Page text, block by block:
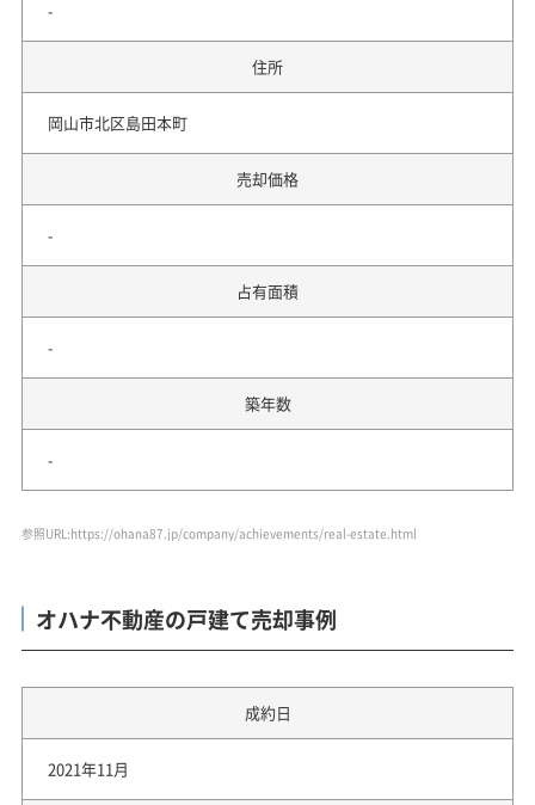
-
住所
岡山市北区島田本町
売却価格
-
占有面積
-
築年数
-
参照URL:https://ohana87.jp/company/achievements/real-estate.html
オハナ不動産の戸建て売却事例
成約日
2021年11月